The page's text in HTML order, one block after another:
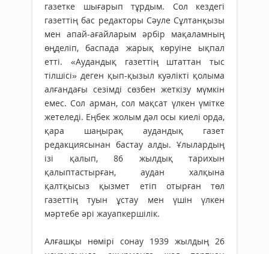
газетке шығарып тұр­дым. Сол кездегі
газеттің бас редакторы Сәуле Сұлтанқызы
мен апай-ағайларым әрбір мақаламның
өңделіп, баспада жарық көруіне ықпал
етті. «Аудандық газеттің штаттан тыс
тілшісі» деген қып-қызыл куәлікті қолыма
алғандағы сезімді сөзбен жеткізу мүмкін
емес. Сол арман, сол мақсат үлкен үмітке
жетеледі. Еңбек жолым дәл осы киелі орда,
қара шаңырақ аудандық газет
редакциясынан бастау алды. Ұлылардың
ізі қалып, 86 жылдық тарихын
қалыптастырған, аудан халқына
қалтқысыз қызмет етіп отырған төл
газеттің туын ұстау мен үшін үлкен
мәртебе әрі жауапкершілік.
Алғашқы нөмірі сонау 1939 жылдың 26